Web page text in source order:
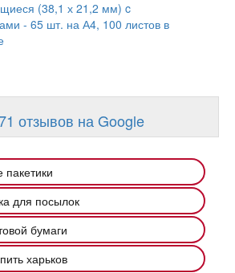
(38,1 х 21,2 мм) c
- 65 шт. на А4, 100 листов в
отзывов на Google
для посылок
бумаги
харьков